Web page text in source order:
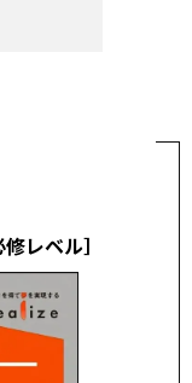
レベル］